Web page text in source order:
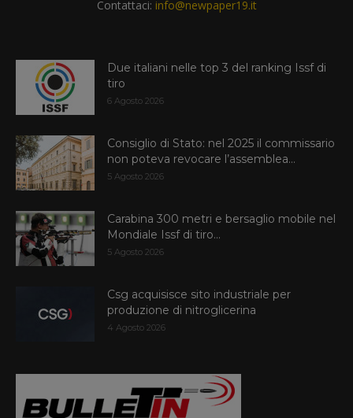
Contattaci: info@newpaper19.it
Due italiani nelle top 3 del ranking Issf di
tiro
6 Agosto 2026
Consiglio di Stato: nel 2025 il commissario
non poteva revocare l’assemblea...
5 Agosto 2026
Carabina 300 metri e bersaglio mobile nel
Mondiale Issf di tiro...
5 Agosto 2026
Csg acquisisce sito industriale per
produzione di nitroglicerina
4 Agosto 2026